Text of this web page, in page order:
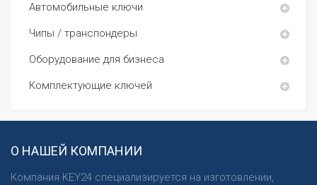
Автомобильные ключи
Чипы / транспондеры
Оборудование для бизнеса
Комплектующие ключей
О НАШЕЙ КОМПАНИИ
Компания KEY24 специализируется на изготовлении,